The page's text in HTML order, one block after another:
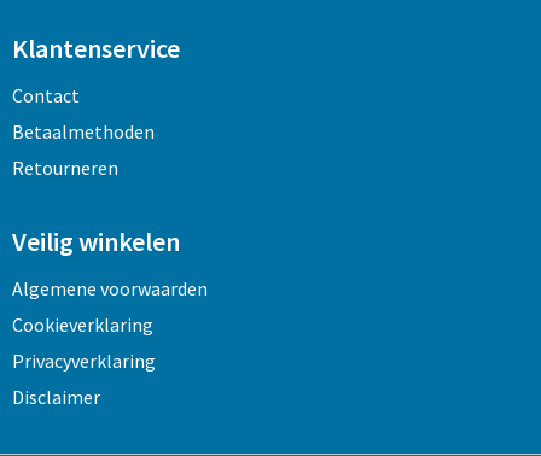
Klantenservice
Contact
Betaalmethoden
Retourneren
Veilig winkelen
Algemene voorwaarden
Cookieverklaring
Privacyverklaring
Disclaimer